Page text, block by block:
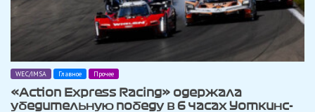
WEC/IMSA Главное Прочее
«Action Express Racing» одержала
убедительную победу в 6 часах Уоткинс-